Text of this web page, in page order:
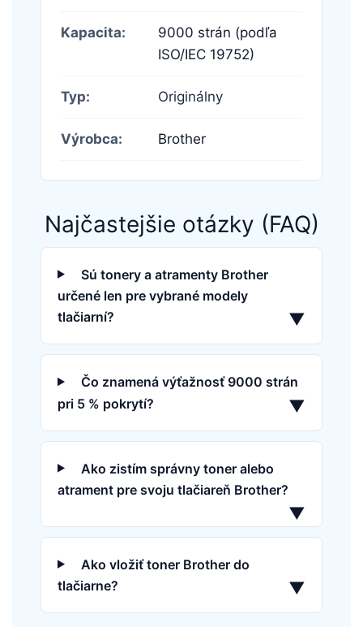
Kapacita:
9000 strán (podľa
ISO/IEC 19752)
Typ: Originálny
Výrobca: Brother
Najčastejšie otázky (FAQ)
Sú tonery a atramenty Brother
určené len pre vybrané modely
tlačiarní?
▼
Čo znamená výťažnosť 9000 strán
pri 5 % pokrytí?
▼
Ako zistím správny toner alebo
atrament pre svoju tlačiareň Brother?
▼
Ako vložiť toner Brother do
tlačiarne?
▼